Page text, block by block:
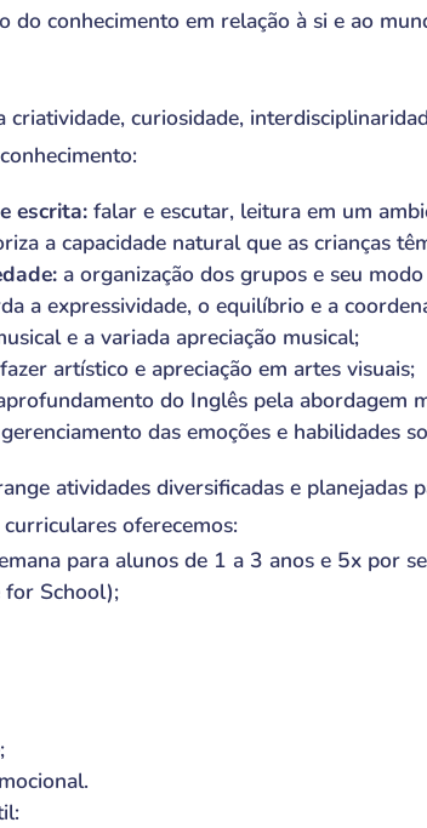
do conhecimento em relação à si e ao
curiosidade,
escrita:falar e escutar, leitura em um
a capacidade natural que as crianças
a organização dos grupos e seu
a expressividade, o equilíbrio e a
e a variada apreciação musical;
artístico e apreciação em artes visuais;
do Inglês pela abordagem
das emoções e habilidades
atividades diversificadas e
oferecemos:
para alunos de 1 a 3 anos e 5x por
School);